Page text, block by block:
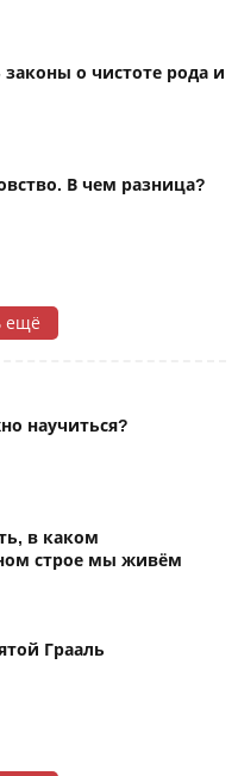
научиться?
в каком
строе мы живём
Грааль
о чистоте рода и
В чем разница?
ещё